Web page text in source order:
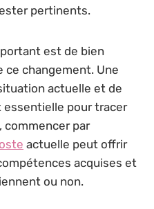
pertinents.
est de bien
ce changement. Une
actuelle et de
pour tracer
commencer par
actuelle peut offrir
acquises et
ou non.